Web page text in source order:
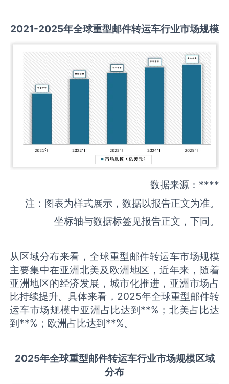
2021-2025年全球重型邮件转运车行业市场规模
数据来源：****
注：图表为样式展示，数据以报告正文为准。
坐标轴与数据标签见报告正文，下同。
从区域分布来看，全球重型邮件转运车市场规模
主要集中在亚洲北美及欧洲地区，近年来，随着
亚洲地区的经济发展，城市化推进，亚洲市场占
比持续提升。具体来看，2025年全球重型邮件转
运车市场规模中亚洲占比达到**%；北美占比达
到**%；欧洲占比达到**%。
2025年全球重型邮件转运车行业市场规模区域
分布